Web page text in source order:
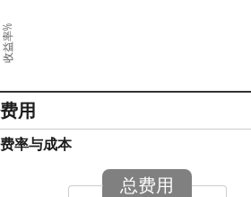
收益率%
费用
费率与成本
总费用